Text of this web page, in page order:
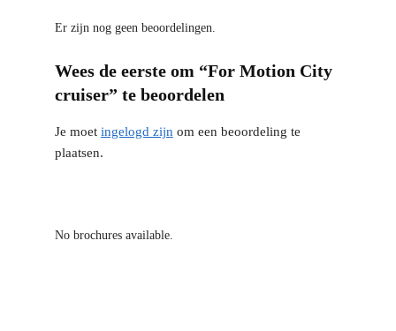
Er zijn nog geen beoordelingen.
Wees de eerste om “For Motion City
cruiser” te beoordelen
Je moet ingelogd zijn om een beoordeling te
plaatsen.
No brochures available.